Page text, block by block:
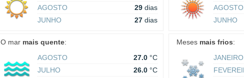
AGOSTO
29 dias
JUNHO
27 dias
AGOSTO
JUNHO
O mar mais quente:
AGOSTO
27.0 °C
JULHO
26.0 °C
Meses mais frios:
JANEIRO